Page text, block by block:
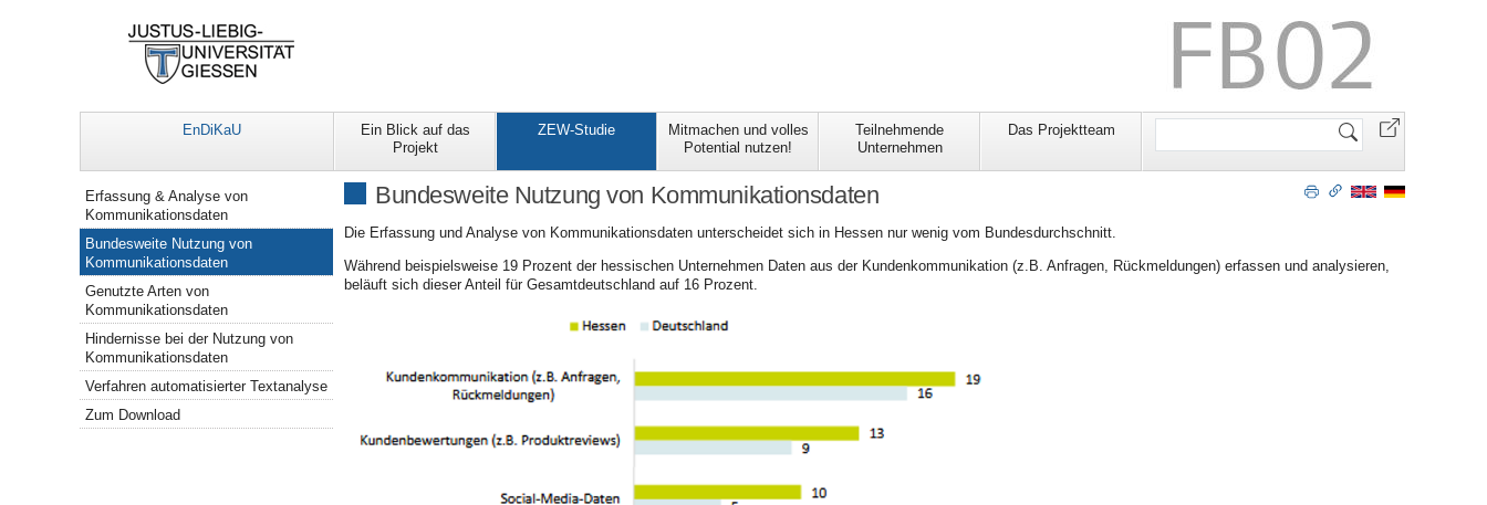
EnDiKaU
Ein Blick auf das
Projekt
ZEW-Studie
Mitmachen und volles
Potential nutzen!
Teilnehmende
Unternehmen
Das Projektteam
Website
Bundesweite Nutzung von Kommunikationsdaten
Die Erfassung und Analyse von Kommunikationsdaten unterscheidet sich in Hessen nur wenig vom Bundesdurchschnitt.
Während beispielsweise 19 Prozent der hessischen Unternehmen Daten aus der Kundenkommunikation (z.B. Anfragen, Rückmeldungen) erfassen und analysieren,
beläuft sich dieser Anteil für Gesamtdeutschland auf 16 Prozent.
Navigation
Erfassung & Analyse von
Kommunikationsdaten
Bundesweite Nutzung von
Kommunikationsdaten
Genutzte Arten von
Kommunikationsdaten
Hindernisse bei der Nutzung von
Kommunikationsdaten
Verfahren automatisierter Textanalyse
Zum Download